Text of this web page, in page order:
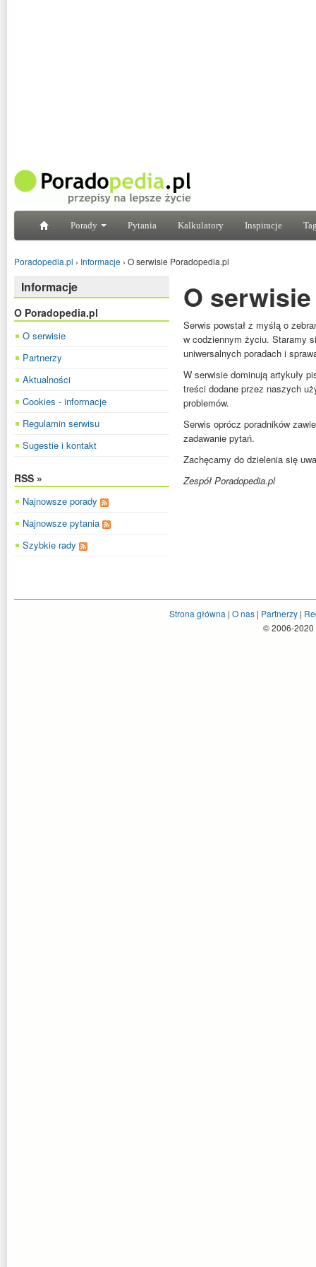
Porady Pytania Kalkulatory Inspiracje
Poradopedia.pl › Informacje › O serwisie Poradopedia.pl
Informacje
O Poradopedia.pl
O serwisie
Partnerzy
Aktualności
Cookies - informacje
Regulamin serwisu
Sugestie i kontakt
RSS »
Najnowsze porady
Najnowsze pytania
Szybkie rady
O
Serwis powstał z myślą o
w codziennym życiu. Staramy
uniwersalnych poradach i
W serwisie dominują artykuły
treści dodane przez naszych
problemów.
Serwis oprócz poradników
zadawanie pytań.
Zachęcamy do dzielenia się
Zespół Poradopedia.pl
Strona główna | O nas| Partnerzy|
© 2006-2020